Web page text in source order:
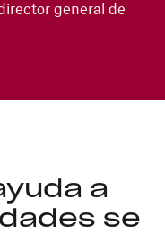
general de
a
se